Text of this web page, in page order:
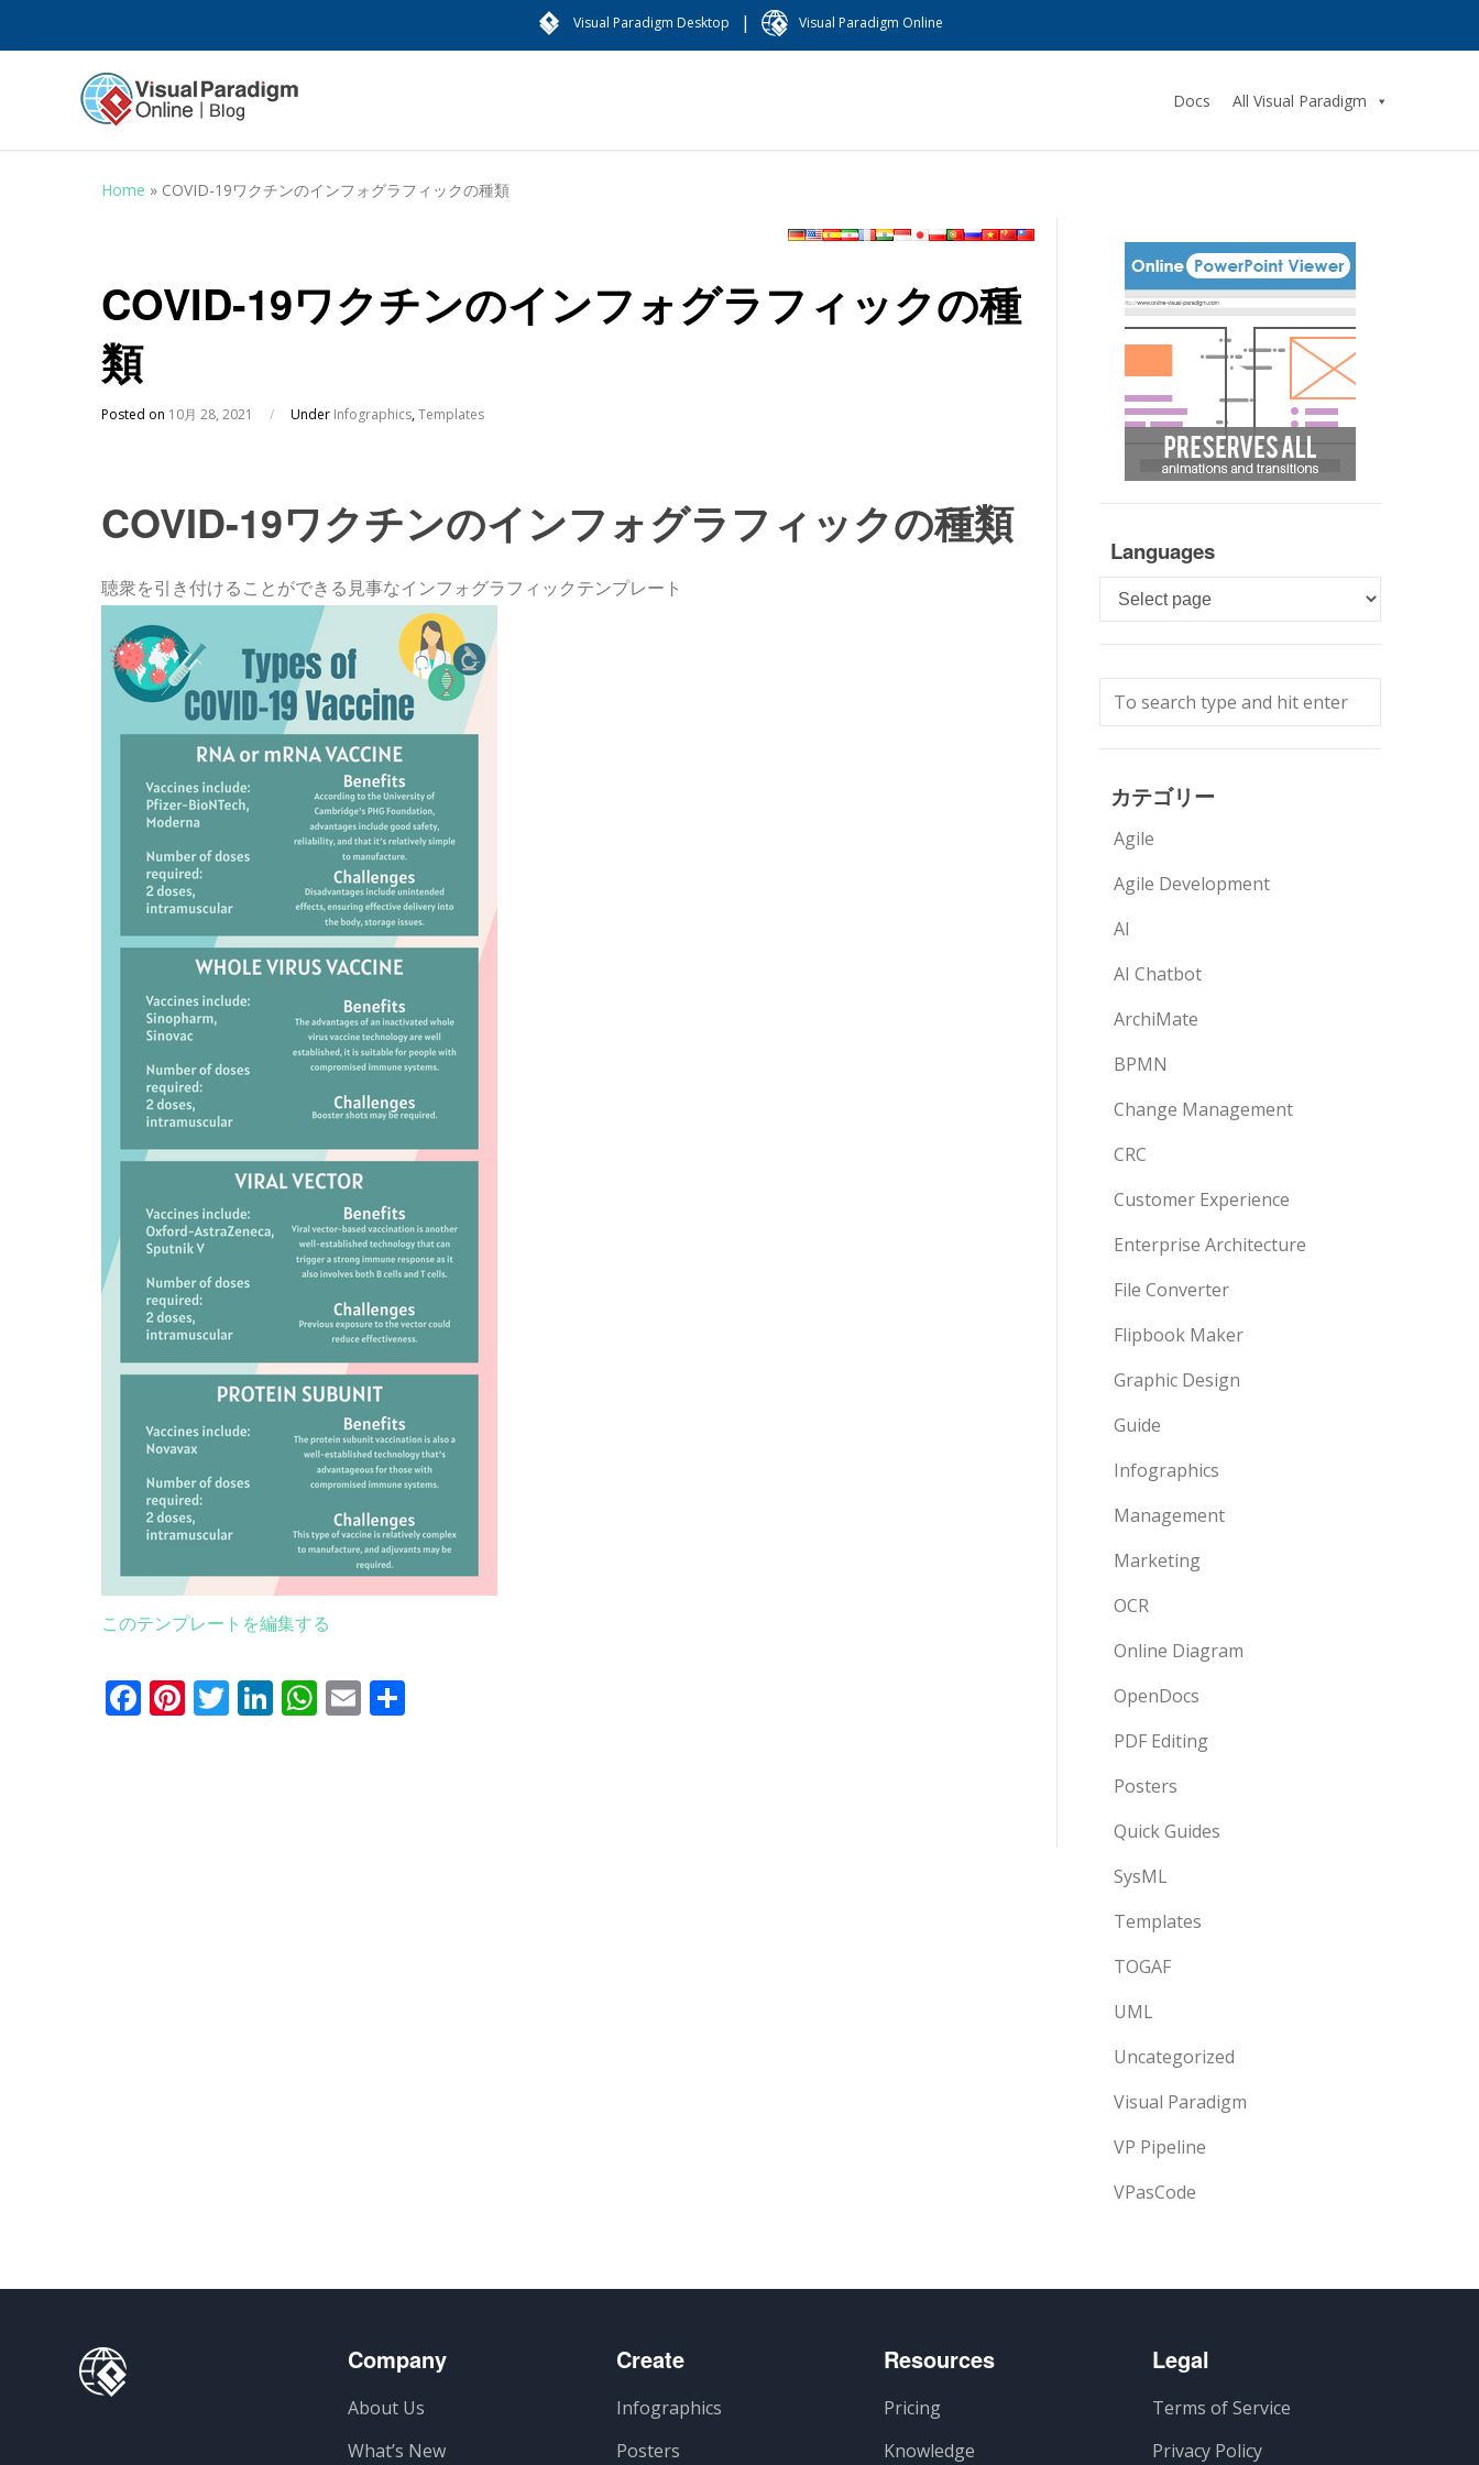
Visual Paradigm Desktop | Visual Paradigm Online
Docs All Visual Paradigm
Home » COVID-19ワクチンのインフォグラフィックの種類
COVID-19ワクチンのインフォグラフィックの種
類
Posted on 10月 28, 2021 / Under Infographics,Templates
COVID-19ワクチンのインフォグラフィックの種類
聴衆を引き付けることができる見事なインフォグラフィックテンプレート
このテンプレートを編集する
Facebook
Pinterest
Twitter
LinkedIn
WhatsApp
Email
Languages
Languages
カテゴリー
Agile
Agile Development
AI
AI Chatbot
ArchiMate
BPMN
Change Management
CRC
Customer Experience
Enterprise Architecture
File Converter
Flipbook Maker
Graphic Design
Guide
Infographics
Management
Marketing
OCR
Online Diagram
OpenDocs
PDF Editing
Posters
Quick Guides
SysML
Templates
TOGAF
UML
Uncategorized
Visual Paradigm
VP Pipeline
VPasCode
Company
About Us
What’s New
Create
Infographics
Posters
Resources
Pricing
Knowledge
Legal
Terms of Service
Privacy Policy